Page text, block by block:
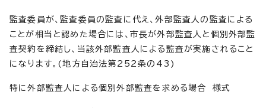
監査委員が、監査委員の監査に代え、外部監査人の監査による
ことが相当と認めた場合には、市長が外部監査人と個別外部監
査契約を締結し、当該外部監査人による監査が実施されること
になります。(地方自治法第252条の43)
特に外部監査人による個別外部監査を求める場合 様式